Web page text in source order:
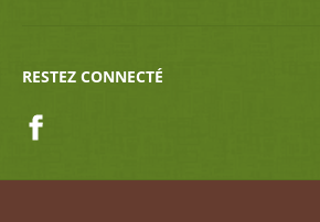
RESTEZ CONNECTÉ